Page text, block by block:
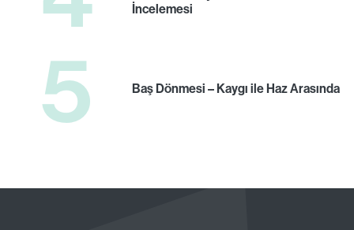
İncelemesi
5 Baş Dönmesi – Kaygı ile Haz Arasında